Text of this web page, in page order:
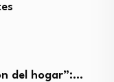
del hogar”:…